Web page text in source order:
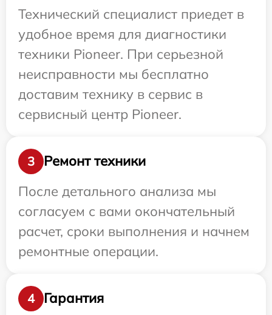
Технический специалист приедет в
удобное время для диагностики
техники Pioneer. При серьезной
неисправности мы бесплатно
доставим технику в сервис в
сервисный центр Pioneer.
3
Ремонт техники
После детального анализа мы
согласуем с вами окончательный
расчет, сроки выполнения и начнем
ремонтные операции.
4
Гарантия